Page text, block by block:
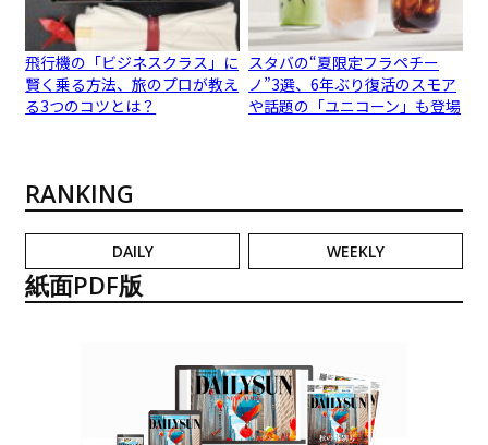
飛行機の「ビジネスクラス」に
賢く乗る方法、旅のプロが教え
る3つのコツとは？
スタバの“夏限定フラペチー
ノ”3選、6年ぶり復活のスモア
や話題の「ユニコーン」も登場
RANKING
DAILY WEEKLY
紙面PDF版